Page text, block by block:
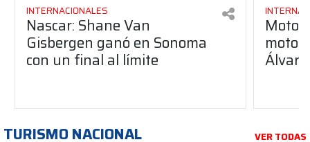
INTERNACIONALES
Nascar: Shane Van
Gisbergen ganó en Sonoma
con un final al límite
moto
TURISMO NACIONAL VER TODAS